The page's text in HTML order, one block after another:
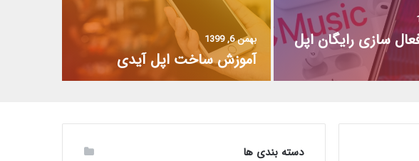
سازی رایگان اپل
بهمن 6, 1399
آموزش ساخت اپل آیدی
دسته بندی ها